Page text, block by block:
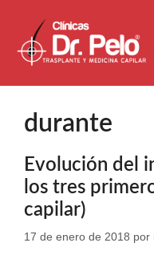
durante
Evolución del
los tres
capilar)
17 de enero de 2018 por